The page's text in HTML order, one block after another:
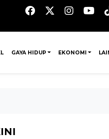
GAYA HIDUP EKONOMI